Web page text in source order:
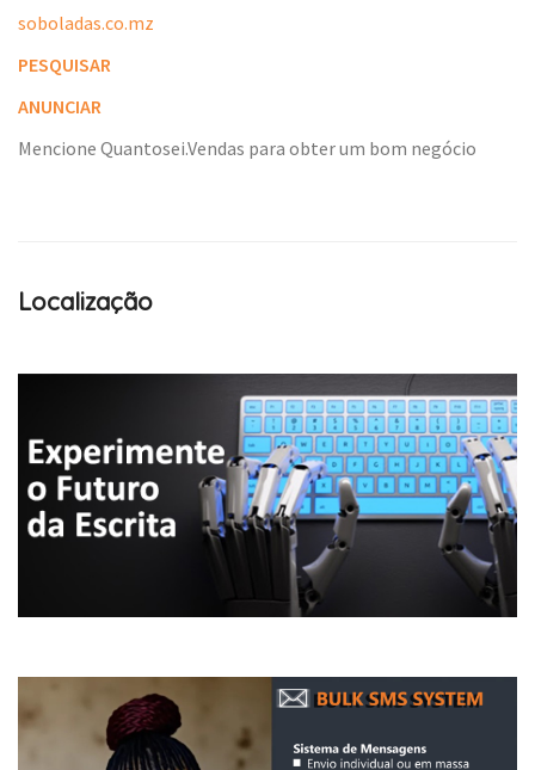
soboladas.co.mz
PESQUISAR
ANUNCIAR
Mencione Quantosei.Vendas para obter um bom negócio
Localização